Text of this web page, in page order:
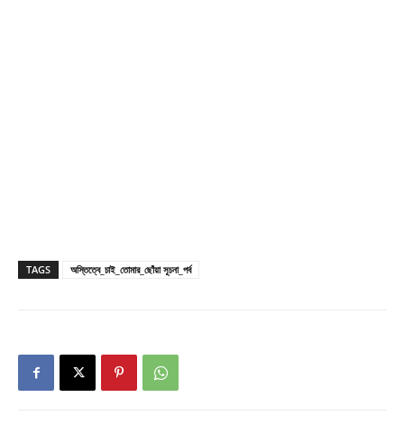
TAGS অস্তিত্বে_চাই_তোমার_ছোঁয়া সূচনা_পর্ব